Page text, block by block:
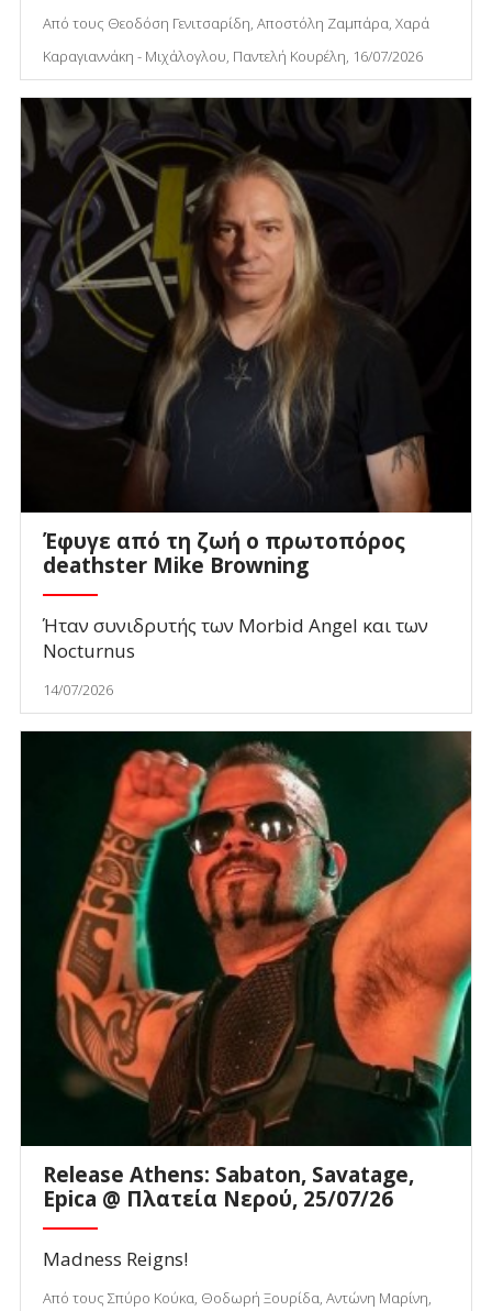
Από τους Θεοδόση Γενιτσαρίδη, Αποστόλη Ζαμπάρα, Χαρά
Καραγιαννάκη - Μιχάλογλου, Παντελή Κουρέλη, 16/07/2026
Έφυγε από τη ζωή ο πρωτοπόρος
deathster Mike Browning
Ήταν συνιδρυτής των Morbid Angel και των
Nocturnus
14/07/2026
Release Athens: Sabaton, Savatage,
Epica @ Πλατεία Νερού, 25/07/26
Madness Reigns!
Από τους Σπύρο Κούκα, Θοδωρή Ξουρίδα, Αντώνη Μαρίνη,